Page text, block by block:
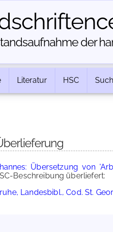
der
Literatur HSC
Übersetzung von
Beschreibung überliefert:
Landesbibl., Cod. St.